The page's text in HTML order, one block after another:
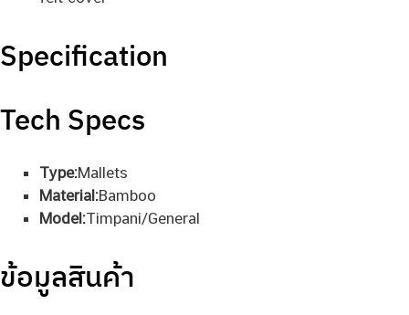
Specification
Tech Specs
Type:Mallets
Material:Bamboo
Model:Timpani/General
ข้อมูลสินค้า